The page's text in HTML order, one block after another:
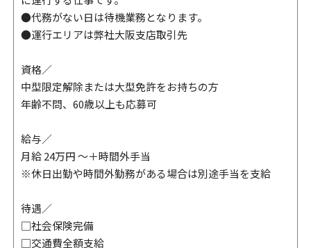
●代務がない日は待機業務となります。
●運行エリアは弊社大阪支店取引先
資格／
中型限定解除または大型免許をお持ちの方
年齢不問、60歳以上も応募可
給与／
月給 24万円 〜＋時間外手当
※休日出勤や時間外勤務がある場合は別途手当を支給
待遇／
□社会保険完備
□交通費全額支給